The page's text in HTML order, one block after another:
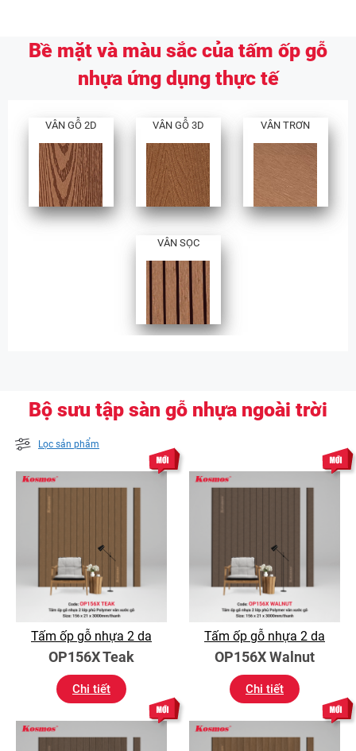
Bề mặt và màu sắc của tấm ốp gỗ
nhựa ứng dụng thực tế
VÂN GỖ 2D VÂN GỖ 3D VÂN TRƠN
VÂN SỌC
Bộ sưu tập sàn gỗ nhựa ngoài trời
Lọc sản phẩm
Tấm ốp gỗ nhựa 2 da
OP156X Teak
Chi tiết
Tấm ốp gỗ nhựa 2 da
OP156X Walnut
Chi tiết